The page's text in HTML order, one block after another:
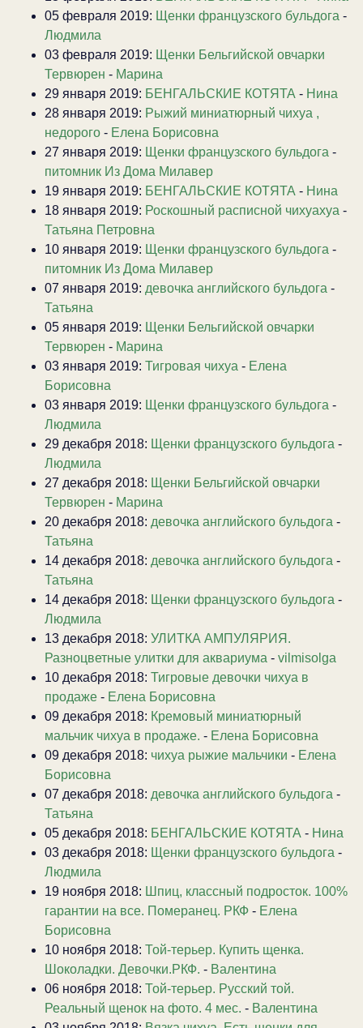
05 февраля 2019: Щенки французского бульдога -
Людмила
03 февраля 2019: Щенки Бельгийской овчарки
Тервюрен - Марина
29 января 2019: БЕНГАЛЬСКИЕ КОТЯТА - Нина
28 января 2019: Рыжий миниатюрный чихуа ,
недорого - Елена Борисовна
27 января 2019: Щенки французского бульдога -
питомник Из Дома Милавер
19 января 2019: БЕНГАЛЬСКИЕ КОТЯТА - Нина
18 января 2019: Роскошный расписной чихуахуа -
Татьяна Петровна
10 января 2019: Щенки французского бульдога -
питомник Из Дома Милавер
07 января 2019: девочка английского бульдога -
Татьяна
05 января 2019: Щенки Бельгийской овчарки
Тервюрен - Марина
03 января 2019: Тигровая чихуа - Елена
Борисовна
03 января 2019: Щенки французского бульдога -
Людмила
29 декабря 2018: Щенки французского бульдога -
Людмила
27 декабря 2018: Щенки Бельгийской овчарки
Тервюрен - Марина
20 декабря 2018: девочка английского бульдога -
Татьяна
14 декабря 2018: девочка английского бульдога -
Татьяна
14 декабря 2018: Щенки французского бульдога -
Людмила
13 декабря 2018: УЛИТКА АМПУЛЯРИЯ.
Разноцветные улитки для аквариума - vilmisolga
10 декабря 2018: Тигровые девочки чихуа в
продаже - Елена Борисовна
09 декабря 2018: Кремовый миниатюрный
мальчик чихуа в продаже. - Елена Борисовна
09 декабря 2018: чихуа рыжие мальчики - Елена
Борисовна
07 декабря 2018: девочка английского бульдога -
Татьяна
05 декабря 2018: БЕНГАЛЬСКИЕ КОТЯТА - Нина
03 декабря 2018: Щенки французского бульдога -
Людмила
19 ноября 2018: Шпиц, классный подросток. 100%
гарантии на все. Померанец. РКФ - Елена
Борисовна
10 ноября 2018: Той-терьер. Купить щенка.
Шоколадки. Девочки.РКФ. - Валентина
06 ноября 2018: Той-терьер. Русский той.
Реальный щенок на фото. 4 мес. - Валентина